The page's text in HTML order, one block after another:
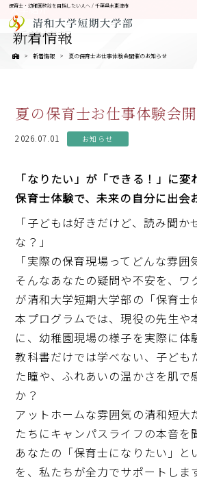
保育士・幼稚園教諭を目指したい人へ / 千葉県木更津市
新着情報
新着情報 夏の保育士お仕事体験会開催のお知らせ
大学紹介
夏の保育士お仕事体験会
2026.07.01 お知らせ
「なりたい」が「できる！」に
保育士体験で、未来の自分に出会
「子どもは好きだけど、読み聞か
な？」
「実際の保育現場ってどんな雰囲
そんなあなたの疑問や不安を、ワ
が清和大学短期大学部の「保育士
本プログラムでは、現役の先生や
に、幼稚園現場の様子を実際に体
教科書だけでは学べない、子ども
た瞳や、ふれあいの温かさを肌で
か？
アットホームな雰囲気の清和短大
たちにキャンパスライフの本音を
あなたの「保育士になりたい」と
を、私たちが全力でサポートします